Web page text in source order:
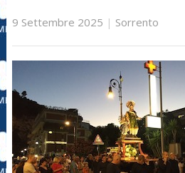
9 Settembre 2025 | Sorrento